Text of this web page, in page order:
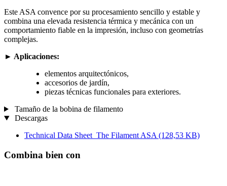
Este ASA convence por su procesamiento sencillo y estable y
combina una elevada resistencia térmica y mecánica con un
comportamiento fiable en la impresión, incluso con geometrías
complejas.
► Aplicaciones:
elementos arquitectónicos,
accesorios de jardín,
piezas técnicas funcionales para exteriores.
Tamaño de la bobina de filamento
Descargas
Technical Data Sheet_The Filament ASA (128,53 KB)
Combina bien con